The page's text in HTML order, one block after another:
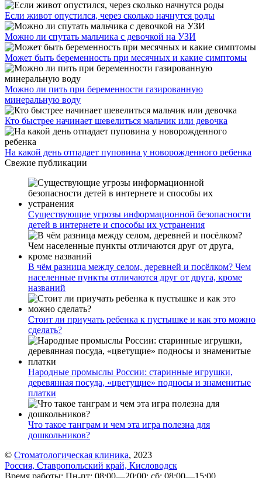
Если живот опустился, через сколько начнутся роды
Можно ли спутать мальчика с девочкой на УЗИ
Может быть беременность при месячных и какие симптомы
Можно ли пить при беременности газированную
минеральную воду
Кто быстрее начинает шевелиться мальчик или девочка
На какой день отпадает пуповина у новорожденного ребенка
Свежие публикации
Существующие угрозы информационной безопасности
детей в интернете и способы их устранения
В чём разница между селом, деревней и посёлком? Чем
населенные пункты отличаются друг от друга, кроме
названий
Стоит ли приучать ребенка к пустышке и как это можно
сделать?
Народные промыслы России: старинные игрушки,
деревянная посуда, «цветущие» подносы и знаменитые
платки
Что такое танграм и чем эта игра полезна для
дошкольников?
© Стоматологическая клиника, 2023
Россия, Ставропольский край, Кисловодск
Время работы: Пн-пт: 08:00—20:00; сб: 08:00—15:00